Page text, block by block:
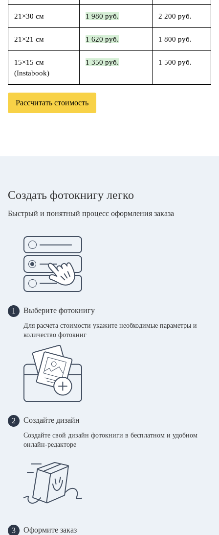
21×30 см 1 980 руб. 2 200 руб.
21×21 см 1 620 руб. 1 800 руб.
15×15 см
(Instabook)
1 350 руб. 1 500 руб.
Рассчитать стоимость
Создать фотокнигу легко
Быстрый и понятный процесс оформления заказа
1 Выберите фотокнигу
Для расчета стоимости укажите необходимые параметры и
количество фотокниг
2 Создайте дизайн
Создайте свой дизайн фотокниги в бесплатном и удобном
онлайн-редакторе
3 Оформите заказ